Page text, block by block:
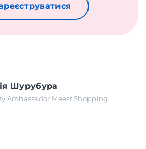
Шурубура
Ambassador Meest Shopping